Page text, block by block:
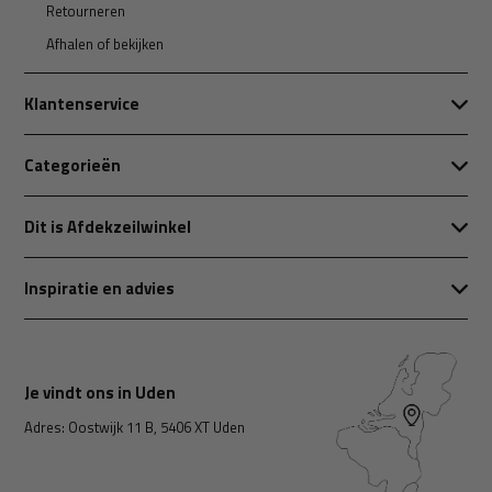
Retourneren
Afhalen of bekijken
Klantenservice
Categorieën
Dit is Afdekzeilwinkel
Inspiratie en advies
Je vindt ons in Uden
Adres: Oostwijk 11 B, 5406 XT Uden